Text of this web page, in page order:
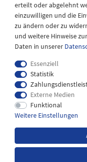
Impressum
erteilt oder abgelehnt
einzuwilligen und die
zu ändern oder zu
und weitere Hinweise
Daten in unserer
Essenziell
Statistik
Externe Medien
Funktional
Weitere Einstellungen